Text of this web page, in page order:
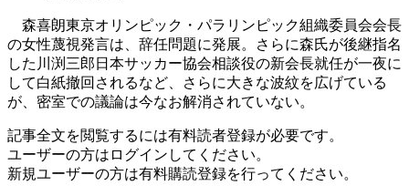
森喜朗東京オリンピック・パラリンピック組織委員会会長
の女性蔑視発言は、辞任問題に発展。さらに森氏が後継指名
した川渕三郎日本サッカー協会相談役の新会長就任が一夜に
して白紙撤回されるなど、さらに大きな波紋を広げている
が、密室での議論は今なお解消されていない。
記事全文を閲覧するには有料読者登録が必要です。
ユーザーの方はログインしてください。
新規ユーザーの方は有料購読登録を行ってください。